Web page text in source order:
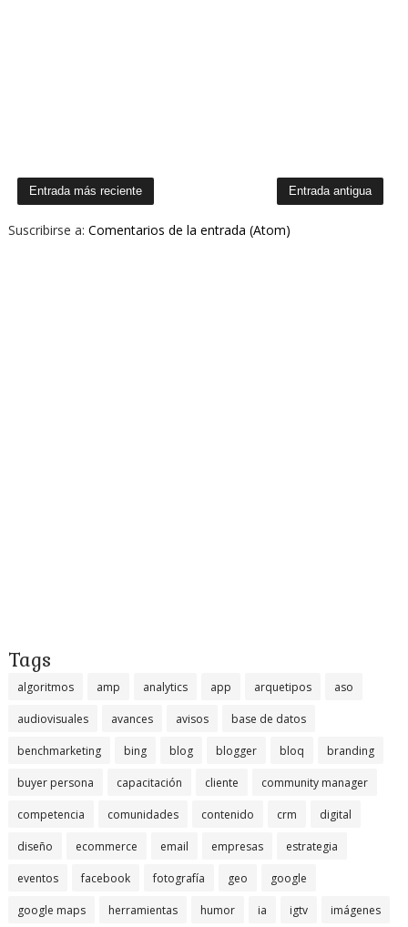
Entrada más reciente Entrada antigua
Suscribirse a: Comentarios de la entrada (Atom)
Tags
algoritmos amp analytics app arquetipos aso
audiovisuales avances avisos base de datos
benchmarketing bing blog blogger bloq branding
buyer persona capacitación cliente community manager
competencia comunidades contenido crm digital
diseño ecommerce email empresas estrategia
eventos facebook fotografía geo google
google maps herramientas humor ia igtv imágenes